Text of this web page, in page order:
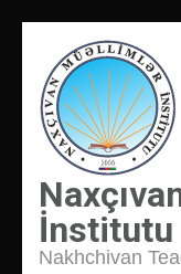
atla
(Enter
tuşuna
basın)
İnstitutu
Nakhchivan